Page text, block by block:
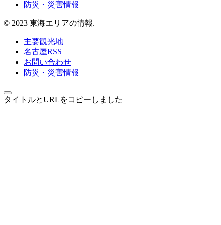
防災・災害情報
© 2023 東海エリアの情報.
主要観光地
名古屋RSS
お問い合わせ
防災・災害情報
タイトルとURLをコピーしました